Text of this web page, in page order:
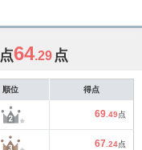
64.29 点
順位 得点
69 .49点
67 .24点